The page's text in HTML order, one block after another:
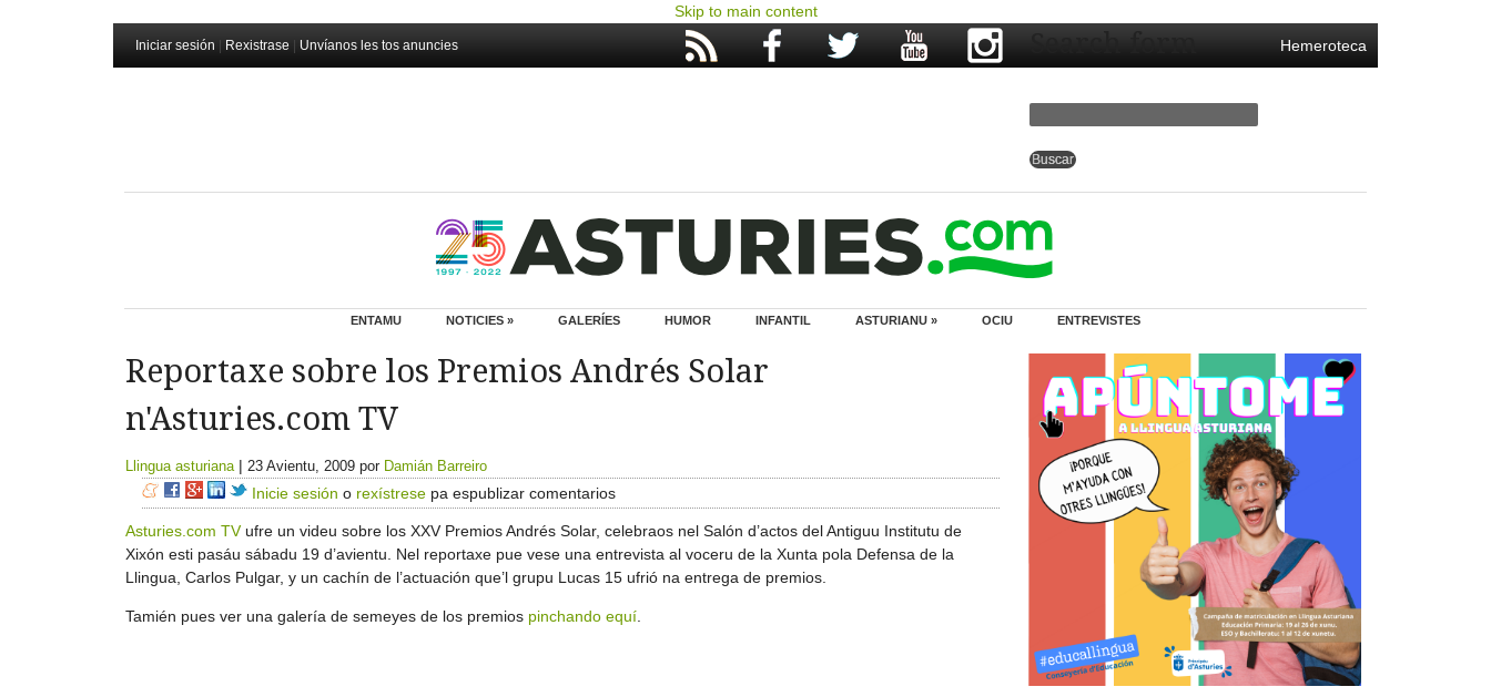
Skip to main content
Iniciar sesión Rexistrase Unvíanos les tos anuncies Hemeroteca
Search form
ENTAMU NOTICIES » GALERÍES HUMOR INFANTIL ASTURIANU » OCIU ENTREVISTES
Reportaxe sobre los Premios Andrés Solar
n'Asturies.com TV
Llingua asturiana | 23 Avientu, 2009 por Damián Barreiro
Inicie sesión o rexístrese pa espublizar comentarios
Asturies.com TVufre un videu sobre los XXV Premios Andrés Solar, celebraos nel Salón d’actos del Antiguu Institutu de
Xixón esti pasáu sábadu 19 d’avientu. Nel reportaxe pue vese una entrevista al voceru de la Xunta pola Defensa de la
Llingua, Carlos Pulgar, y un cachín de l’actuación que’l grupu Lucas 15 ufrió na entrega de premios.
Tamién pues ver una galería de semeyes de los premios pinchando equí.